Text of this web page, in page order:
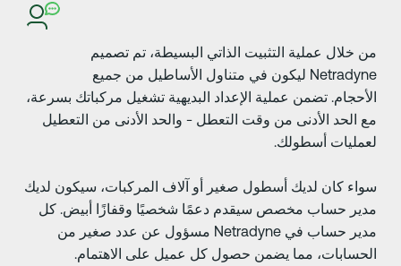
خلال عملية التثبيت الذاتي البسيطة، تم تصميم
Netradyne ليكون في متناول الأساطيل من جميع
تضمن عملية الإعداد البديهية تشغيل مركباتك بسرعة،
الحد الأدنى من وقت التعطل - والحد الأدنى من التعطيل
أسطولك.
كان لديك أسطول صغير أو آلاف المركبات، سيكون لديك
حساب مخصص سيقدم دعمًا شخصيًا وقفازًا أبيض. كل
مدير حساب في Netradyne مسؤول عن عدد صغير من
مما يضمن حصول كل عميل على الاهتمام.